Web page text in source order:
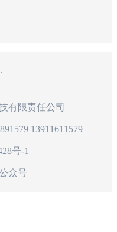
有限责任公司
13911611579
号-1